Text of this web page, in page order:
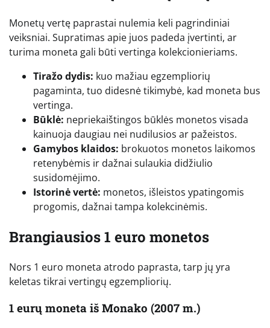
Monetų vertę paprastai nulemia keli pagrindiniai
veiksniai. Supratimas apie juos padeda įvertinti, ar
turima moneta gali būti vertinga kolekcionieriams.
Tiražo dydis: kuo mažiau egzempliorių
pagaminta, tuo didesnė tikimybė, kad moneta bus
vertinga.
Būklė: nepriekaištingos būklės monetos visada
kainuoja daugiau nei nudilusios ar pažeistos.
Gamybos klaidos: brokuotos monetos laikomos
retenybėmis ir dažnai sulaukia didžiulio
susidomėjimo.
Istorinė vertė: monetos, išleistos ypatingomis
progomis, dažnai tampa kolekcinėmis.
Brangiausios 1 euro monetos
Nors 1 euro moneta atrodo paprasta, tarp jų yra
keletas tikrai vertingų egzempliorių.
1 eurų moneta iš Monako (2007 m.)